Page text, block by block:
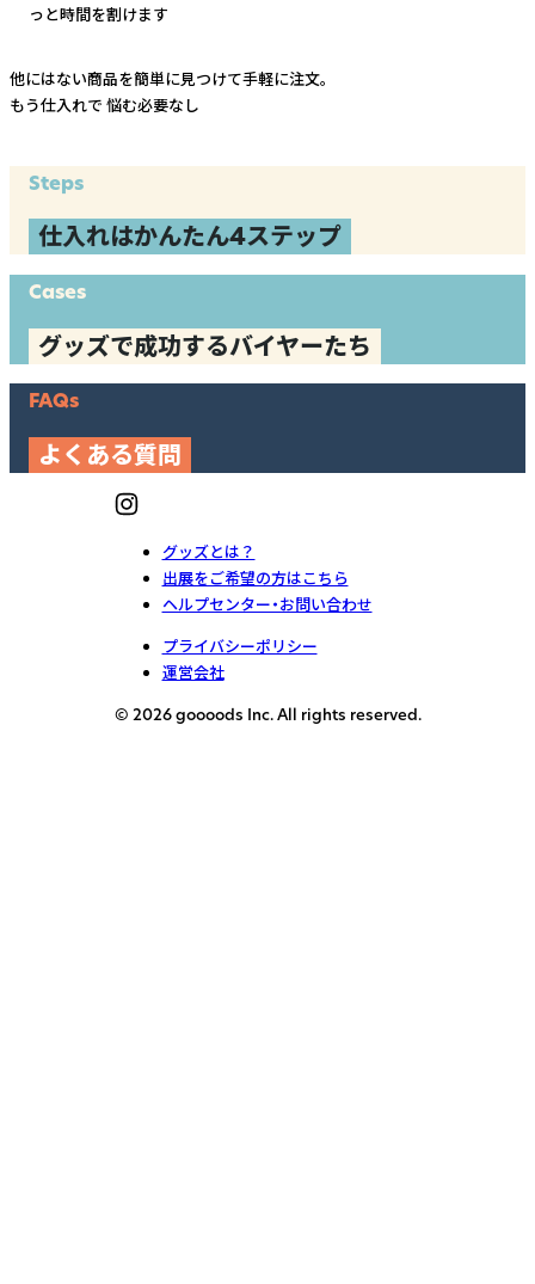
っと時間を割けます
他にはない商品を簡単に見つけて手軽に注文。
もう仕入れで 悩む必要なし
Steps
仕入れはかんたん4ステップ
Cases
グッズで成功するバイヤーたち
FAQs
よくある質問
グッズとは？
出展をご希望の方はこちら
ヘルプセンター・お問い合わせ
プライバシーポリシー
運営会社
© 2026 goooods Inc. All rights reserved.